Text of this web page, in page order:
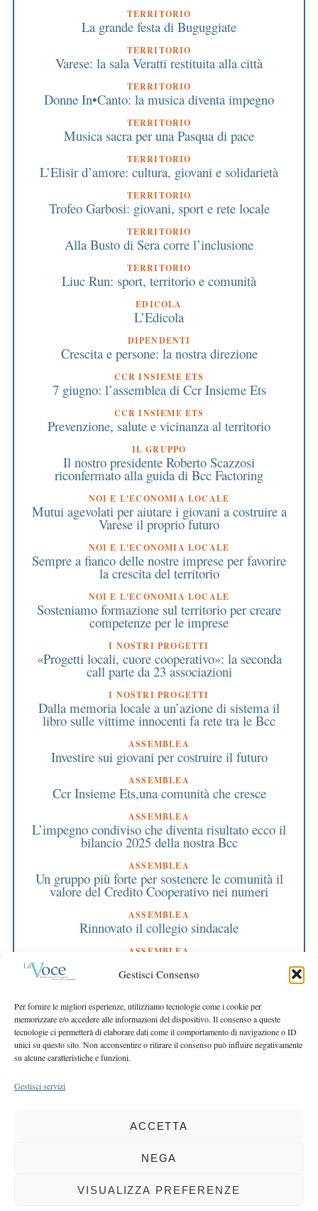
Gestisci Consenso
Per fornire le migliori esperienze, utilizziamo tecnologie come i cookie per
memorizzare e/o accedere alle informazioni del dispositivo. Il consenso a queste
tecnologie ci permetterà di elaborare dati come il comportamento di navigazione o ID
unici su questo sito. Non acconsentire o ritirare il consenso può influire negativamente
su alcune caratteristiche e funzioni.
Gestisci servizi
ACCETTA
NEGA
VISUALIZZA PREFERENZE
TERRITORIO
La grande festa di Buguggiate
TERRITORIO
Varese: la sala Veratti restituita alla città
TERRITORIO
Donne In•Canto: la musica diventa impegno
TERRITORIO
Musica sacra per una Pasqua di pace
TERRITORIO
L’Elisir d’amore: cultura, giovani e solidarietà
TERRITORIO
Trofeo Garbosi: giovani, sport e rete locale
TERRITORIO
Alla Busto di Sera corre l’inclusione
TERRITORIO
Liuc Run: sport, territorio e comunità
EDICOLA
L’Edicola
DIPENDENTI
Crescita e persone: la nostra direzione
CCR INSIEME ETS
7 giugno: l’assemblea di Ccr Insieme Ets
CCR INSIEME ETS
Prevenzione, salute e vicinanza al territorio
IL GRUPPO
Il nostro presidente Roberto Scazzosi
riconfermato alla guida di Bcc Factoring
NOI E L'ECONOMIA LOCALE
Mutui agevolati per aiutare i giovani a costruire a
Varese il proprio futuro
NOI E L'ECONOMIA LOCALE
Sempre a fianco delle nostre imprese per favorire
la crescita del territorio
NOI E L'ECONOMIA LOCALE
Sosteniamo formazione sul territorio per creare
competenze per le imprese
I NOSTRI PROGETTI
«Progetti locali, cuore cooperativo»: la seconda
call parte da 23 associazioni
I NOSTRI PROGETTI
Dalla memoria locale a un’azione di sistema il
libro sulle vittime innocenti fa rete tra le Bcc
ASSEMBLEA
Investire sui giovani per costruire il futuro
ASSEMBLEA
Ccr Insieme Ets,una comunità che cresce
ASSEMBLEA
L’impegno condiviso che diventa risultato ecco il
bilancio 2025 della nostra Bcc
ASSEMBLEA
Un gruppo più forte per sostenere le comunità il
valore del Credito Cooperativo nei numeri
ASSEMBLEA
Rinnovato il collegio sindacale
ASSEMBLEA
Bilancio approvato all’unanimità e 2 milioni
destinati al territorio
EDITORIALE DIRETTORE
Crescere restando riconoscibili
EDITORIALE PRESIDENTE
Costruire futuro insieme
COPYRIGHT 2025 LA VOCE |PRIVACY
BCC DI BUSTO GAROLFO E BUGUGGIATE